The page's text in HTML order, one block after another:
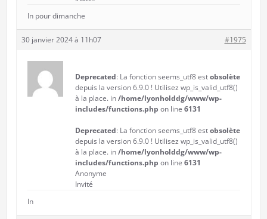
In pour dimanche
30 janvier 2024 à 11h07 #1975
Deprecated: La fonction seems_utf8 estobsolète
depuis la version 6.9.0 ! Utilisez wp_is_valid_utf8()
à la place. in/home/lyonholddg/www/wp-
includes/functions.php on line 6131
Deprecated: La fonction seems_utf8 estobsolète
depuis la version 6.9.0 ! Utilisez wp_is_valid_utf8()
à la place. in/home/lyonholddg/www/wp-
includes/functions.php on line 6131
Anonyme
Invité
In